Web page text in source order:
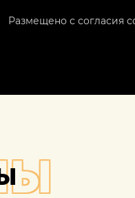
Размещено с согласия